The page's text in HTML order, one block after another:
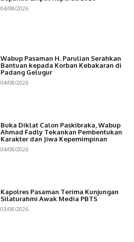
04/08/2026
Wabup Pasaman H. Parulian Serahkan
Bantuan kepada Korban Kebakaran di
Padang Gelugur
04/08/2026
Buka Diklat Calon Paskibraka, Wabup
Ahmad Fadly Tekankan Pembentukan
Karakter dan Jiwa Kepemimpinan
04/08/2026
Kapolres Pasaman Terima Kunjungan
Silaturahmi Awak Media PBTS
03/08/2026